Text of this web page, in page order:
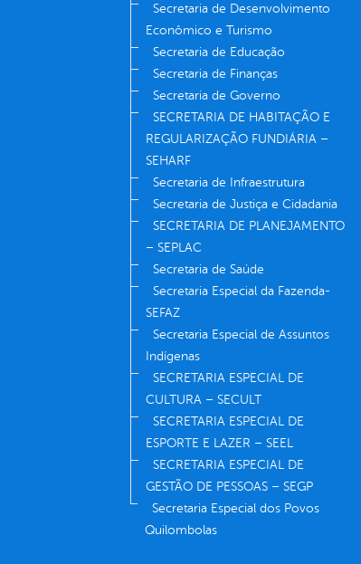
Secretaria de Desenvolvimento
Econômico e Turismo
Secretaria de Educação
Secretaria de Finanças
Secretaria de Governo
SECRETARIA DE HABITAÇÃO E
REGULARIZAÇÃO FUNDIÁRIA –
SEHARF
Secretaria de Infraestrutura
Secretaria de Justiça e Cidadania
SECRETARIA DE PLANEJAMENTO
– SEPLAC
Secretaria de Saúde
Secretaria Especial da Fazenda-
SEFAZ
Secretaria Especial de Assuntos
Indígenas
SECRETARIA ESPECIAL DE
CULTURA – SECULT
SECRETARIA ESPECIAL DE
ESPORTE E LAZER – SEEL
SECRETARIA ESPECIAL DE
GESTÃO DE PESSOAS – SEGP
Secretaria Especial dos Povos
Quilombolas